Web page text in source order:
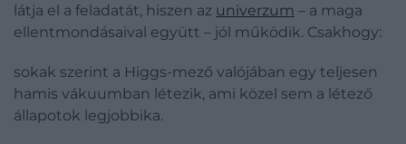
látja el a feladatát, hiszen az univerzum – a maga
ellentmondásaival együtt – jól működik. Csakhogy:
sokak szerint a Higgs-mező valójában egy teljesen
hamis vákuumban létezik, ami közel sem a létező
állapotok legjobbika.